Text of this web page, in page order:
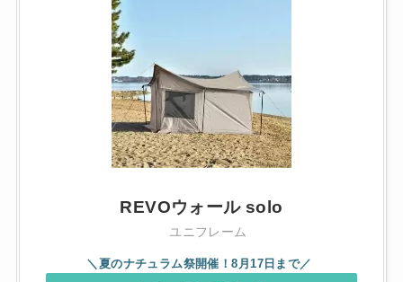
REVOウォール solo
ユニフレーム